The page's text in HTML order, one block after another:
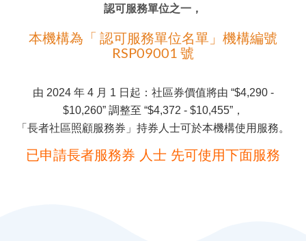
認可服務單位之一，
本機構為「 認可服務單位名單」機構編號
RSP09001 號
由 2024 年 4 月 1 日起：社區券價值將由 “$4,290 -
$10,260” 調整至 “$4,372 - $10,455”，
「長者社區照顧服務券」持券人士可於本機構使用服務。
已申請長者服務券 人士 先可使用下面服務